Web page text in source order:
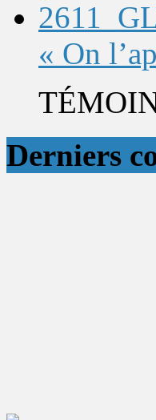
« On
Derniers